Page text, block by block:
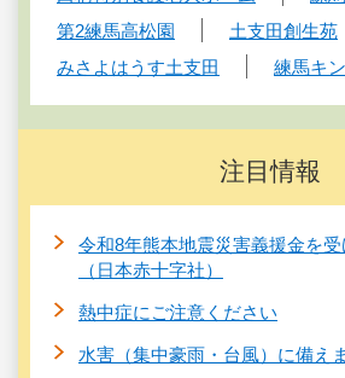
第2練馬高松園
土支田創生苑
みさよはうす土支田
練馬キ
注目情報
令和8年熊本地震災害義援金を
（日本赤十字社）
熱中症にご注意ください
水害（集中豪雨・台風）に備え